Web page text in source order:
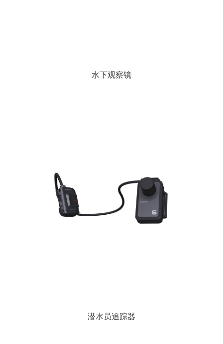
水下观察镜
潜水员追踪器